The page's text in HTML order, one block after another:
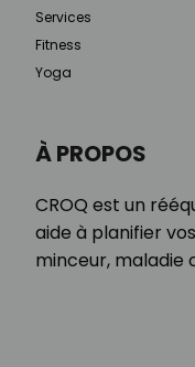
À PROPOS
CROQ est un
aide à planifier
minceur, maladie
Services
Fitness
Yoga